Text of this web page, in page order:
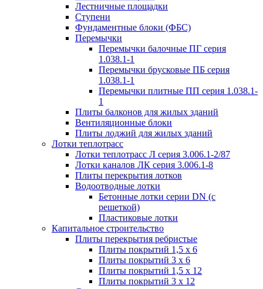
Лестничные площадки
Ступени
Фундаментные блоки (ФБС)
Перемычки
Перемычки балочные ПГ серия
1.038.1-1
Перемычки брусковые ПБ серия
1.038.1-1
Перемычки плитные ПП серия 1.038.1-
1
Плиты балконов для жилых зданий
Вентиляционные блоки
Плиты лоджий для жилых зданий
Лотки теплотрасс
Лотки теплотрасс Л серия 3.006.1-2/87
Лотки каналов ЛК серия 3.006.1-8
Плиты перекрытия лотков
Водоотводные лотки
Бетонные лотки серии DN (с
решеткой)
Пластиковые лотки
Капитальное строительство
Плиты перекрытия ребристые
Плиты покрытий 1,5 x 6
Плиты покрытий 3 x 6
Плиты покрытий 1,5 x 12
Плиты покрытий 3 x 12